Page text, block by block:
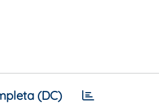
(DC)